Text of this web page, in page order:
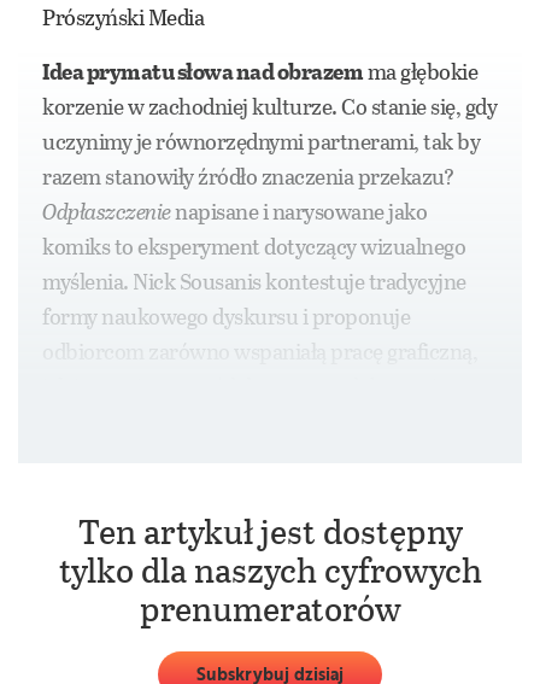
Prószyński Media
Idea prymatu słowa nad obrazemma głębokie
korzenie w zachodniej kulturze. Co stanie się, gdy
uczynimy je równorzędnymi partnerami, tak by
razem stanowiły źródło znaczenia przekazu?
Odpłaszczenienapisane i narysowane jako
komiks to eksperyment dotyczący wizualnego
myślenia. Nick Sousanis kontestuje tradycyjne
formy naukowego dyskursu i proponuje
odbiorcom zarówno wspaniałą pracę graficzną,
Ten artykuł jest dostępny
tylko dla naszych cyfrowych
prenumeratorów
Subskrybuj dzisiaj